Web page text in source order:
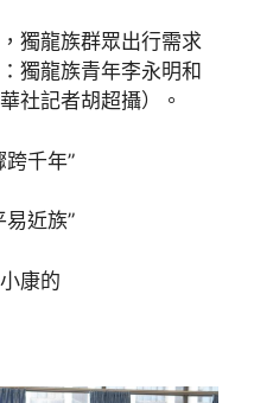
獨龍族群眾出行需求
獨龍族青年李永明和
社記者胡超攝）。
千年”
近族”
康的